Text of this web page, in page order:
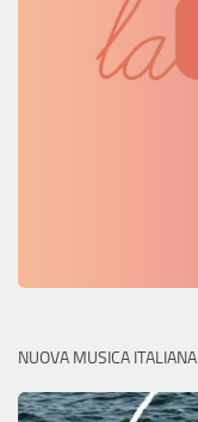
NUOVA MUSICA ITALIANA